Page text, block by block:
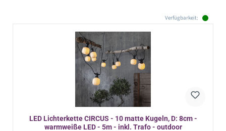
Verfügbarkeit:
LED Lichterkette CIRCUS - 10 matte Kugeln, D: 8cm -
warmweiße LED - 5m - inkl. Trafo - outdoor